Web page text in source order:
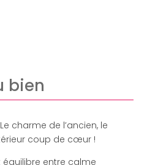
bien
: Le charme de l’ancien, le
coup de cœur !
entre calme